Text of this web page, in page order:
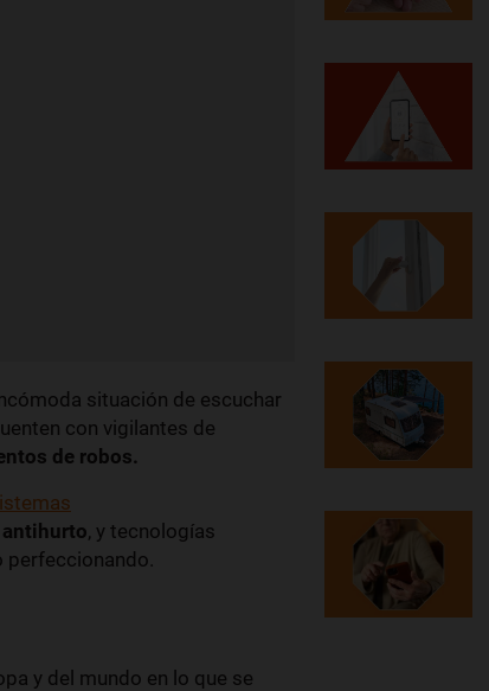
situación de escuchar
con vigilantes de
de robos.
antihurto, y tecnologías
perfeccionando.
y del mundo en lo que se